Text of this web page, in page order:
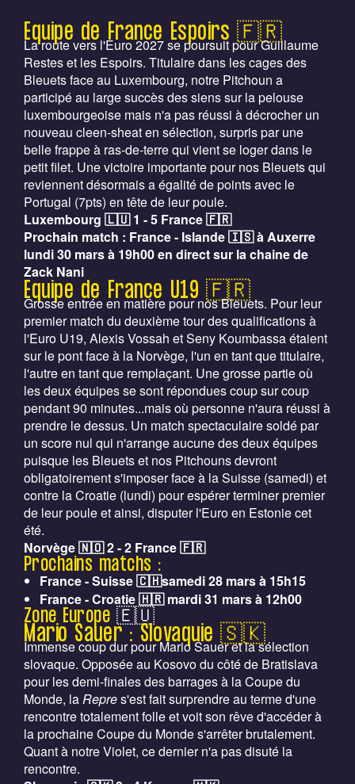
Equipe de France Espoirs 🇫🇷
La route vers l'Euro 2027 se poursuit pour Guillaume
Restes et les Espoirs. Titulaire dans les cages des
Bleuets face au Luxembourg, notre Pitchoun a
participé au large succès des siens sur la pelouse
luxembourgeoise mais n'a pas réussi à décrocher un
nouveau cleen-sheat en sélection, surpris par une
belle frappe à ras-de-terre qui vient se loger dans le
petit filet. Une victoire importante pour nos Bleuets qui
reviennent désormais a égalité de points avec le
Portugal (7pts) en tête de leur poule.
Luxembourg 🇱🇺 1 - 5 France 🇫🇷
Prochain match : France - Islande 🇮🇸 à Auxerre
lundi 30 mars à 19h00 en direct sur la chaine de
Zack Nani
Equipe de France U19 🇫🇷
Grosse entrée en matière pour nos Bleuets. Pour leur
premier match du deuxième tour des qualifications à
l'Euro U19, Alexis Vossah et Seny Koumbassa étaient
sur le pont face à la Norvège, l'un en tant que titulaire,
l'autre en tant que remplaçant. Une grosse partie où
les deux équipes se sont répondues coup sur coup
pendant 90 minutes...mais où personne n'aura réussi à
prendre le dessus. Un match spectaculaire soldé par
un score nul qui n'arrange aucune des deux équipes
puisque les Bleuets et nos Pitchouns devront
obligatoirement s'imposer face à la Suisse (samedi) et
contre la Croatie (lundi) pour espérer terminer premier
de leur poule et ainsi, disputer l'Euro en Estonie cet
été.
Norvège 🇳🇴 2 - 2 France 🇫🇷
Prochains matchs :
France - Suisse 🇨🇭samedi 28 mars à 15h15
France - Croatie 🇭🇷 mardi 31 mars à 12h00
Zone Europe 🇪🇺
Mario Sauer : Slovaquie 🇸🇰
Immense coup dur pour Mario Sauer et la sélection
slovaque. Opposée au Kosovo du côté de Bratislava
pour les demi-finales des barrages à la Coupe du
Monde, laRepres'est fait surprendre au terme d'une
rencontre totalement folle et voit son rêve d'accéder à
la prochaine Coupe du Monde s'arrêter brutalement.
Quant à notre Violet, ce dernier n'a pas disuté la
rencontre.